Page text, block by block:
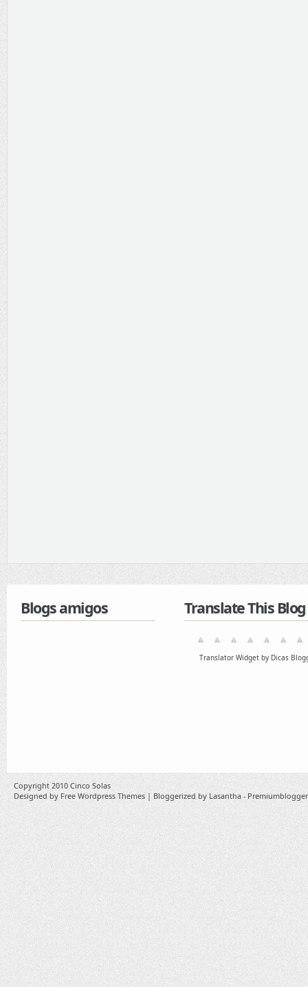
Blogs amigos Translate This Blog
Translator Widget by Dicas
Copyright 2010 Cinco Solas
Designed by Free Wordpress Themes | Bloggerized by Lasantha -